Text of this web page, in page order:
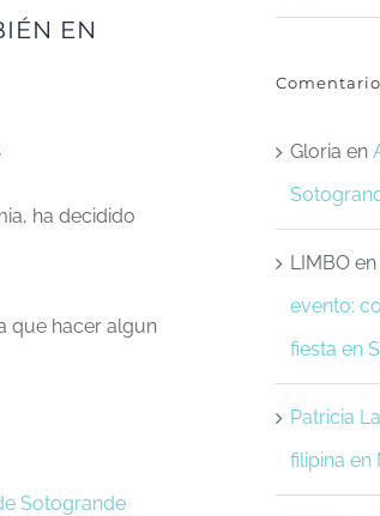
EN
ha decidido
que hacer algun
Sotogrande
Gloria en
LIMBOen
evento:
fiesta en
Patricia
filipina en